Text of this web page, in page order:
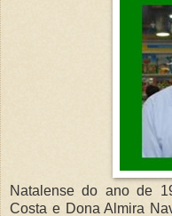
Natalense do ano de
Costa e Dona Almira